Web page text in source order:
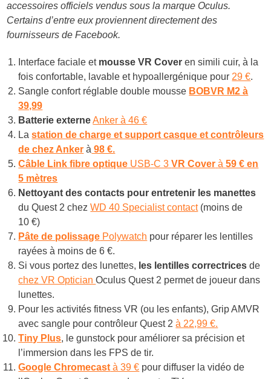
accessoires officiels vendus sous la marque Oculus.
Certains d’entre eux proviennent directement des
fournisseurs de Facebook.
Interface faciale et mousse VR Cover en simili cuir, à la
fois confortable, lavable et hypoallergénique pour 29 €.
Sangle confort réglable double mousse BOBVR M2 à
39,99
Batterie externeAnker à 46 €
Lastation de charge et support casque et contrôleurs
de chez Anker à 98 €.
Câble Linkfibre optique USB-C 3VR Cover à59 € en
5 mètres
Nettoyant des contacts pour entretenir les manettes
du Quest 2 chezWD 40 Specialist contact(moins de
10 €)
Pâte de polissage Polywatch pour réparer les lentilles
rayées à moins de 6 €.
Si vous portez des lunettes, les lentilles correctrices de
chez VR OpticianOculus Quest 2 permet de joueur dans
lunettes.
Pour les activités fitness VR (ou les enfants), Grip AMVR
avec sangle pour contrôleur Quest 2à 22,99 €.
Tiny Plus, le gunstock pour améliorer sa précision et
l’immersion dans les FPS de tir.
Google Chromecast à 39 € pour diffuser la vidéo de